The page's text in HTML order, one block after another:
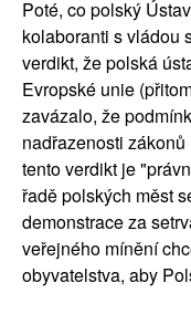
PLNÁ VERZE
Poté, co polský
kolaboranti s vládou
verdikt, že polská
Evropské unie
zavázalo, že
nadřazenosti
tento verdikt je
řadě polských měst
demonstrace za
veřejného mínění
obyvatelstva, aby